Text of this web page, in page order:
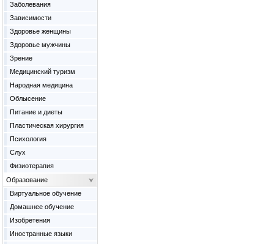
Заболевания
Зависимости
Здоровье женщины
Здоровье мужчины
Зрение
Медицинский туризм
Народная медицина
Облысение
Питание и диеты
Пластическая хирургия
Психология
Слух
Физиотерапия
Образование
Виртуальное обучение
Домашнее обучение
Изобретения
Иностранные языки